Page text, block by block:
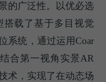
的广泛性。以优必选
搭载了基于多目视觉
系统，通过运用Coar
合第一视角实景AR
术，实现了在动态场